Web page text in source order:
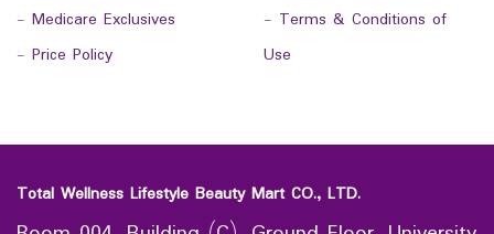
- Medicare Exclusives
- Price Policy
- Terms & Conditions of
Use
Total Wellness Lifestyle Beauty Mart CO., LTD.